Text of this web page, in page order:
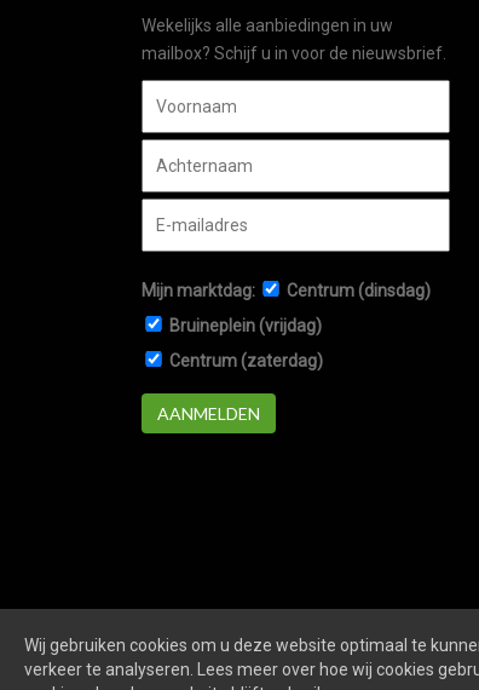
Wekelijks alle aanbiedingen in uw
mailbox? Schijf u in voor de nieuwsbrief.
Mijn marktdag:
Centrum (dinsdag)
Bruineplein (vrijdag)
Centrum (zaterdag)
AANMELDEN
Markten-veenendaal.nl is een website van
Wij gebruiken cookies om u deze website optimaal te
verkeer te analyseren. Lees meer over hoe wij cookies